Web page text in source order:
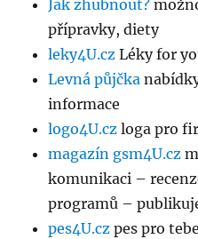
Jak zhubnout?
přípravky, diety
leky4U.cz Léky for
Levná půjčka
informace
logo4U.cz loga pro
magazín gsm4U.cz
komunikaci –
programů –
pes4U.cz pes pro